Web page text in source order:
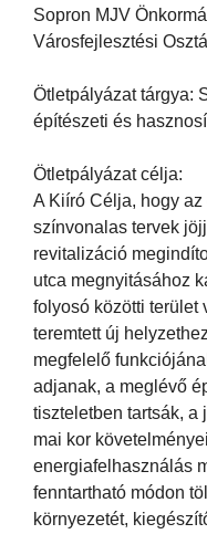
Sopron MJV
Városfejlesztési
Ötletpályázat tárgya:
építészeti és
Ötletpályázat célja:
A Kiíró Célja, hogy
színvonalas tervek
revitalizáció
utca megnyitásához
folyosó közötti terület
teremtett új
megfelelő
adjanak, a meglévő
tiszteletben tartsák, a
mai kor
energiafelhasználás
fenntartható módon
környezetét,